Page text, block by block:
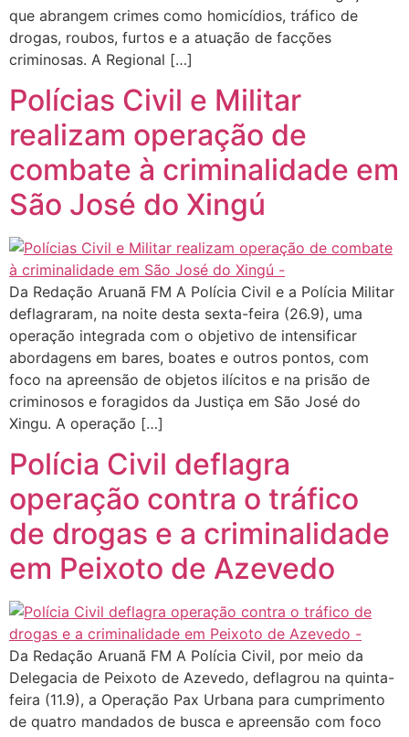
que abrangem crimes como homicídios, tráfico de
drogas, roubos, furtos e a atuação de facções
criminosas. A Regional […]
Polícias Civil e Militar
realizam operação de
combate à criminalidade em
São José do Xingú
Da Redação Aruanã FM A Polícia Civil e a Polícia Militar
deflagraram, na noite desta sexta-feira (26.9), uma
operação integrada com o objetivo de intensificar
abordagens em bares, boates e outros pontos, com
foco na apreensão de objetos ilícitos e na prisão de
criminosos e foragidos da Justiça em São José do
Xingu. A operação […]
Polícia Civil deflagra
operação contra o tráfico
de drogas e a criminalidade
em Peixoto de Azevedo
Da Redação Aruanã FM A Polícia Civil, por meio da
Delegacia de Peixoto de Azevedo, deflagrou na quinta-
feira (11.9), a Operação Pax Urbana para cumprimento
de quatro mandados de busca e apreensão com foco